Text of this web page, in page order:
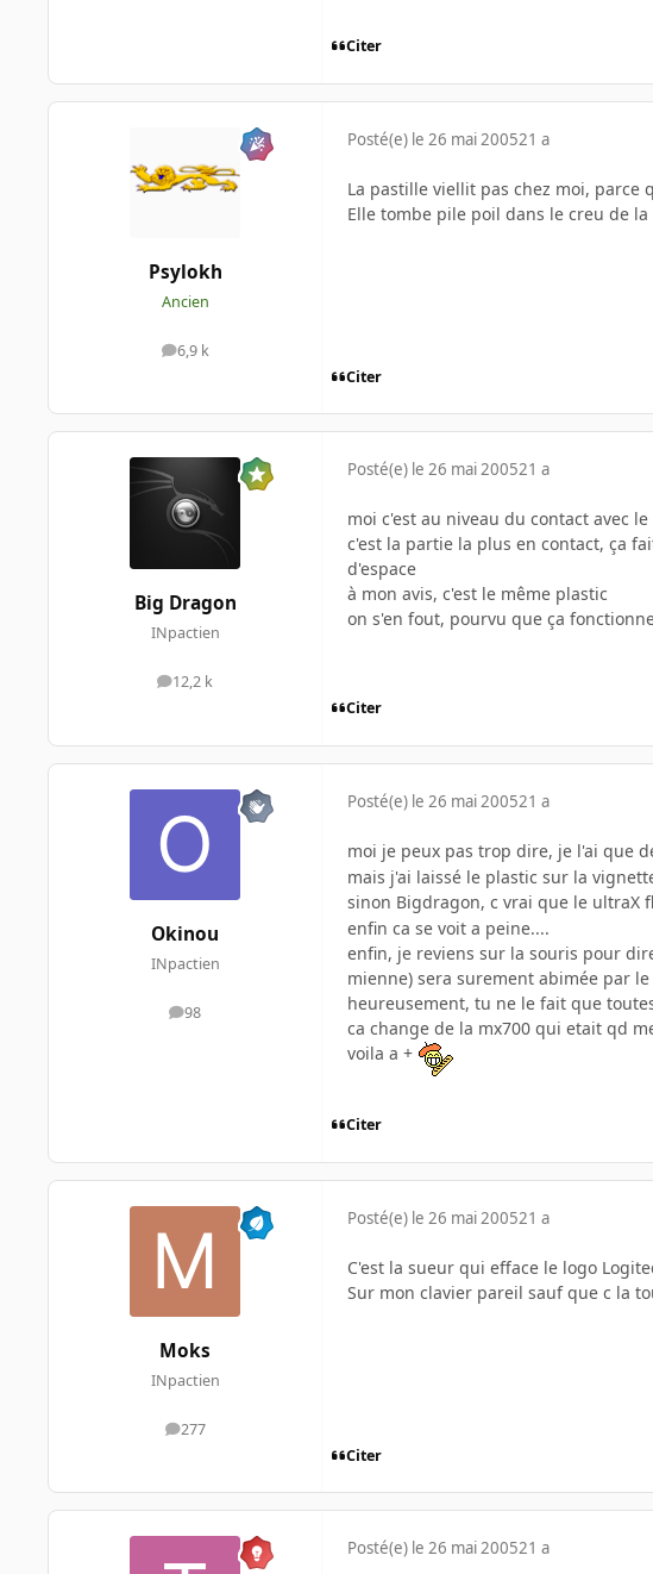
Citer
Psylokh
Ancien
6,9 k
messages
Posté(e) le 26 mai 200521 a
La pastille viellit pas chez moi, parce
Elle tombe pile poil dans le creu de
Citer
Big Dragon
INpactien
12,2 k
messages
Posté(e) le 26 mai 200521 a
moi c'est au niveau du contact avec
c'est la partie la plus en contact, ça
d'espace
à mon avis, c'est le même plastic
on s'en fout, pourvu que ça
Citer
Okinou
INpactien
98
messages
Posté(e) le 26 mai 200521 a
moi je peux pas trop dire, je l'ai que
mais j'ai laissé le plastic sur la
sinon Bigdragon, c vrai que le ultraX
enfin ca se voit a peine....
enfin, je reviens sur la souris pour
mienne) sera surement abimée par
heureusement, tu ne le fait que
ca change de la mx700 qui etait qd
voila a +
Citer
Moks
INpactien
277
messages
Posté(e) le 26 mai 200521 a
C'est la sueur qui efface le logo
Sur mon clavier pareil sauf que c la
Citer
Posté(e) le 26 mai 200521 a